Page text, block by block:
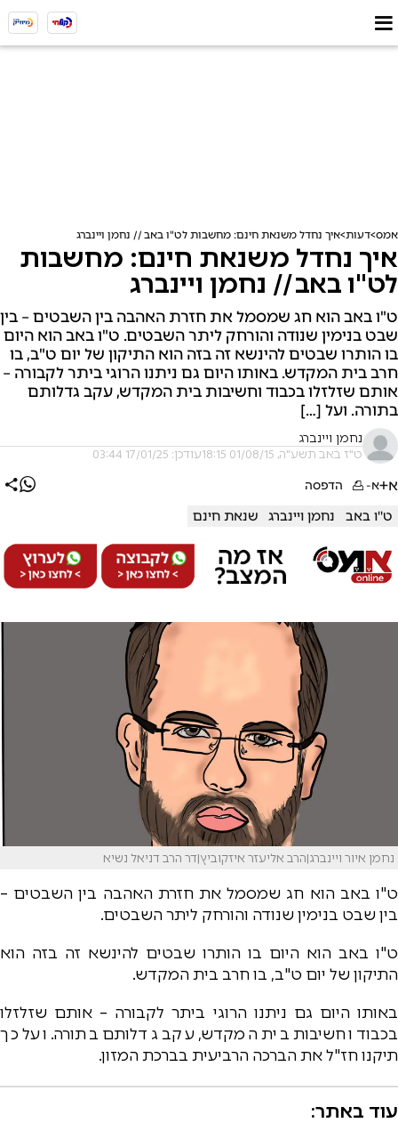
אמס דעות איך נחדל משנאת חינם: מחשבות לט"ו באב // נחמן ויינברג
איך נחדל משנאת חינם: מחשבות
לט"ו באב // נחמן ויינברג
ט"ו באב הוא חג שמסמל את חזרת האהבה בין השבטים – בין
שבט בנימין שנודה והורחק ליתר השבטים. ט"ו באב הוא היום
בו הותרו שבטים להינשא זה בזה הוא התיקון של יום ט"ב, בו
חרב בית המקדש. באותו היום גם ניתנו הרוגי ביתר לקבורה –
אותם שזלזלו בכבוד וחשיבות בית המקדש, עקב גדלותם
בתורה. ועל […]
נחמן ויינברג
ט"ז באב תשע"ה, 01/08/15 18:15 עודכן: 17/01/25 03:44
א+א- הדפסה
ט''ו באב נחמן ויינברג שנאת חינם
נחמן איור ויינברג|הרב אליעזר איזקוביץ|דר הרב דניאל נשיא
ט"ו באב הוא חג שמסמל את חזרת האהבה בין השבטים –
בין שבט בנימין שנודה והורחק ליתר השבטים.
ט"ו באב הוא היום בו הותרו שבטים להינשא זה בזה הוא
התיקון של יום ט"ב, בו חרב בית המקדש.
באותו היום גם ניתנו הרוגי ביתר לקבורה – אותם שזלזלו
בכבוד וחשיבות בית המקדש, עקב גדלותם בתורה. ועל כך
תיקנו חז"ל את הברכה הרביעית בברכת המזון.
עוד באתר: